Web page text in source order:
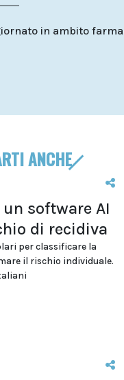
in ambito
ANCHE
software AI
di recidiva
per classificare la
il rischio individuale.